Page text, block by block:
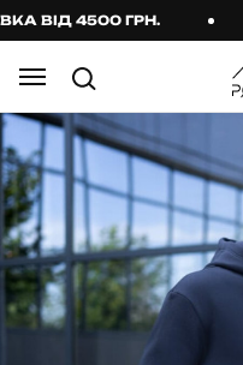
4500 ГРН.